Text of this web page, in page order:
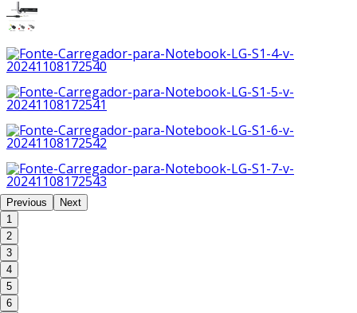
Previous
Next
1
2
3
4
5
6